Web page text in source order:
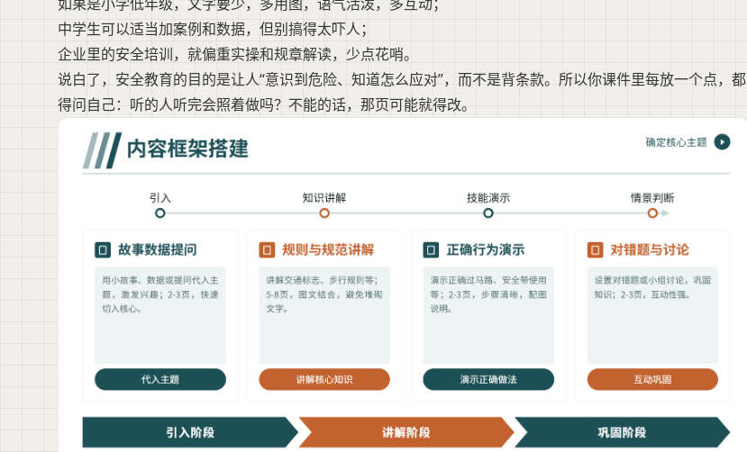
中学生可以适当加案例和数据，但别搞得太吓人；
企业里的安全培训，就偏重实操和规章解读，少点花哨。
说白了，安全教育的目的是让人“意识到危险、知道怎么应对”，而不是背条款。所以你课件里每放一个点，都
得问自己：听的人听完会照着做吗？不能的话，那页可能就得改。